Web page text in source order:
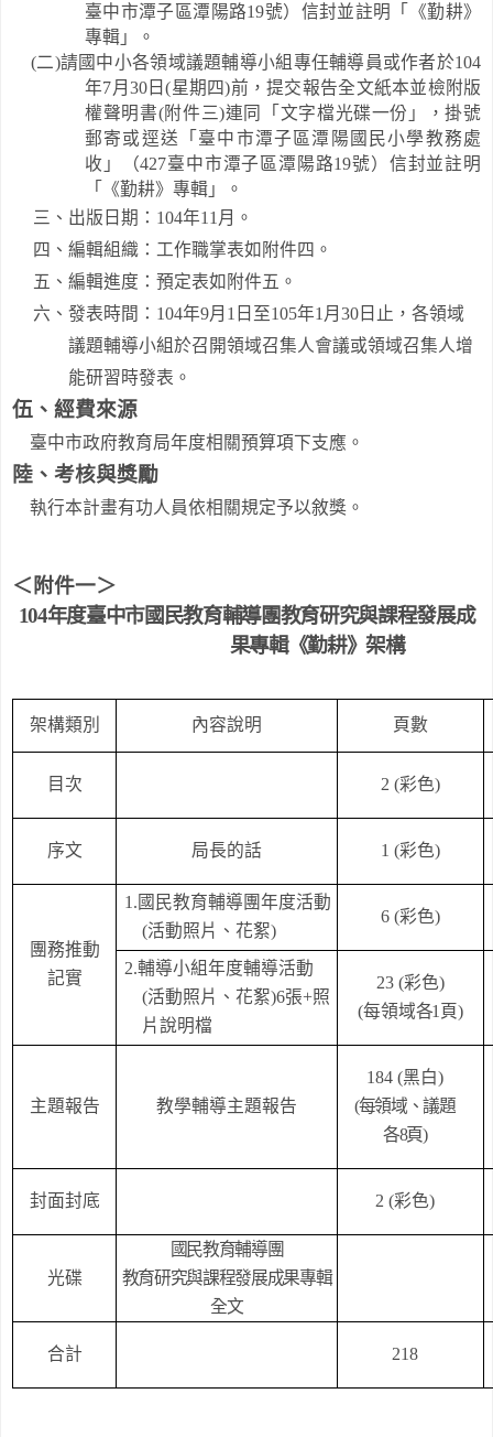
臺中市潭子區潭陽路19號）信封並註明「
《勤耕》
專輯」。
(二)請國中小各領域議題輔導小組專任輔導員或作者於104
年7月 30日(星期四)前，提交報告全文紙本並檢附版
權聲明書(附件三)連同「文字檔光碟一份」，掛號
郵寄或逕送「臺中市潭子區潭陽國民小學教務處
收」（427臺中市潭子區潭陽路19號）信封並註明
「
《勤耕》專輯 」。
三、出版日期： 104年11 月。
四、編輯組織：工作職掌表如附件四。
五、編輯進度：預定表如附件五。
六、發表時間： 104年9月 1 日至105年1 月 30日止，各領域
議題輔導小組於召開領域召集人會議或領域召集人增
能研習時發表。
伍、經費來源
臺中市政府教育局年度相關預算項下支應。
陸、考核與獎勵
執行本計畫有功人員依相關規定予以敘獎。
＜附件一＞
104年度臺中市國民教育輔導團教育研究與課程發展成
果專輯《勤耕》架構
架構類別 內容說明 頁數
目次 2 (彩色)
序文 局長的話 1 (彩色)
團務推動
記實
1. 國民教育輔導團年度活動
(活動照片、花絮)
6 (彩色)
2.輔導小組年度輔導活動
(活動照片、花絮)6張+照
片說明檔
23 (彩色)
(每領域各1 頁)
主題報告 教學輔導主題報告
184 (黑白)
(每領域、議題
各8頁)
封面封底 2 (彩色)
光碟
國民教育輔導團
教育研究與課程發展成果專輯
全文
合計 218